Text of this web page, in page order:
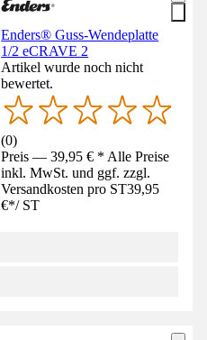
Enders® Guss-Wendeplatte
1/2 eCRAVE 2
Artikel wurde noch nicht
bewertet.
(0)
Preis — 39,95 € * Alle Preise
inkl. MwSt. und ggf. zzgl.
Versandkosten pro ST39,95
€*/ ST